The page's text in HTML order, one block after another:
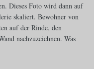
Dieses Foto wird dann auf
skaliert. Bewohner von
auf der Rinde, den
nachzuzeichnen. Was